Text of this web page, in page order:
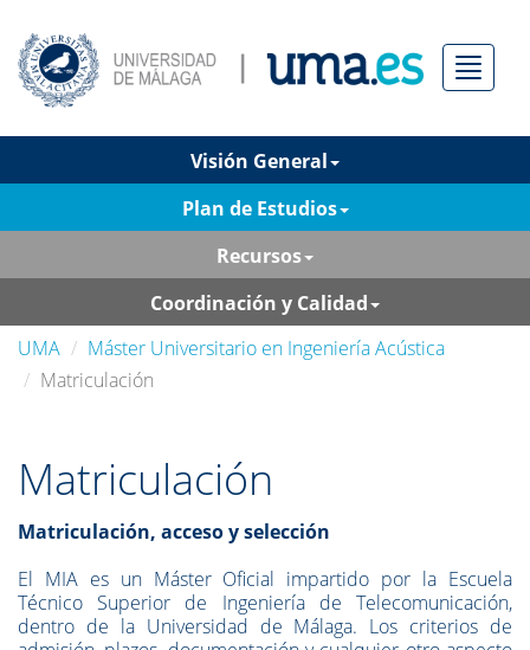
Menú
Visión General
Plan de Estudios
Recursos
Coordinación y Calidad
UMA
Máster Universitario en Ingeniería Acústica
Matriculación
Matriculación
Matriculación, acceso y selección
El MIA es un Máster Oficial impartido por la Escuela
Técnico Superior de Ingeniería de Telecomunicación,
dentro de la Universidad de Málaga. Los criterios de